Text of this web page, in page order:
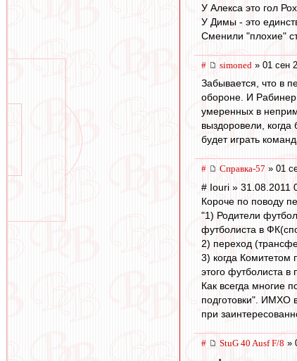
У Алекса это гол
У Димы - это
Сменили "плохие"
# simoned » 01 сен
Забывается, что в
обороне. И Рабинер
умеренных в
выздоровели,
будет играть
# Справка-57 » 01
# Iouri » 31.08.2011
Короче по поводу
"1) Родители
футболиста в
2) переход
3) когда Комитетом
этого футболиста
Как всегда многие
подготовки". ИМХО
при
# StuG 40 Ausf F/8 »